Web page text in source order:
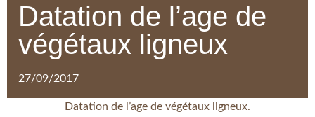
Datation de l’age de
végétaux ligneux
27/09/2017
Datation de l’age de végétaux ligneux.